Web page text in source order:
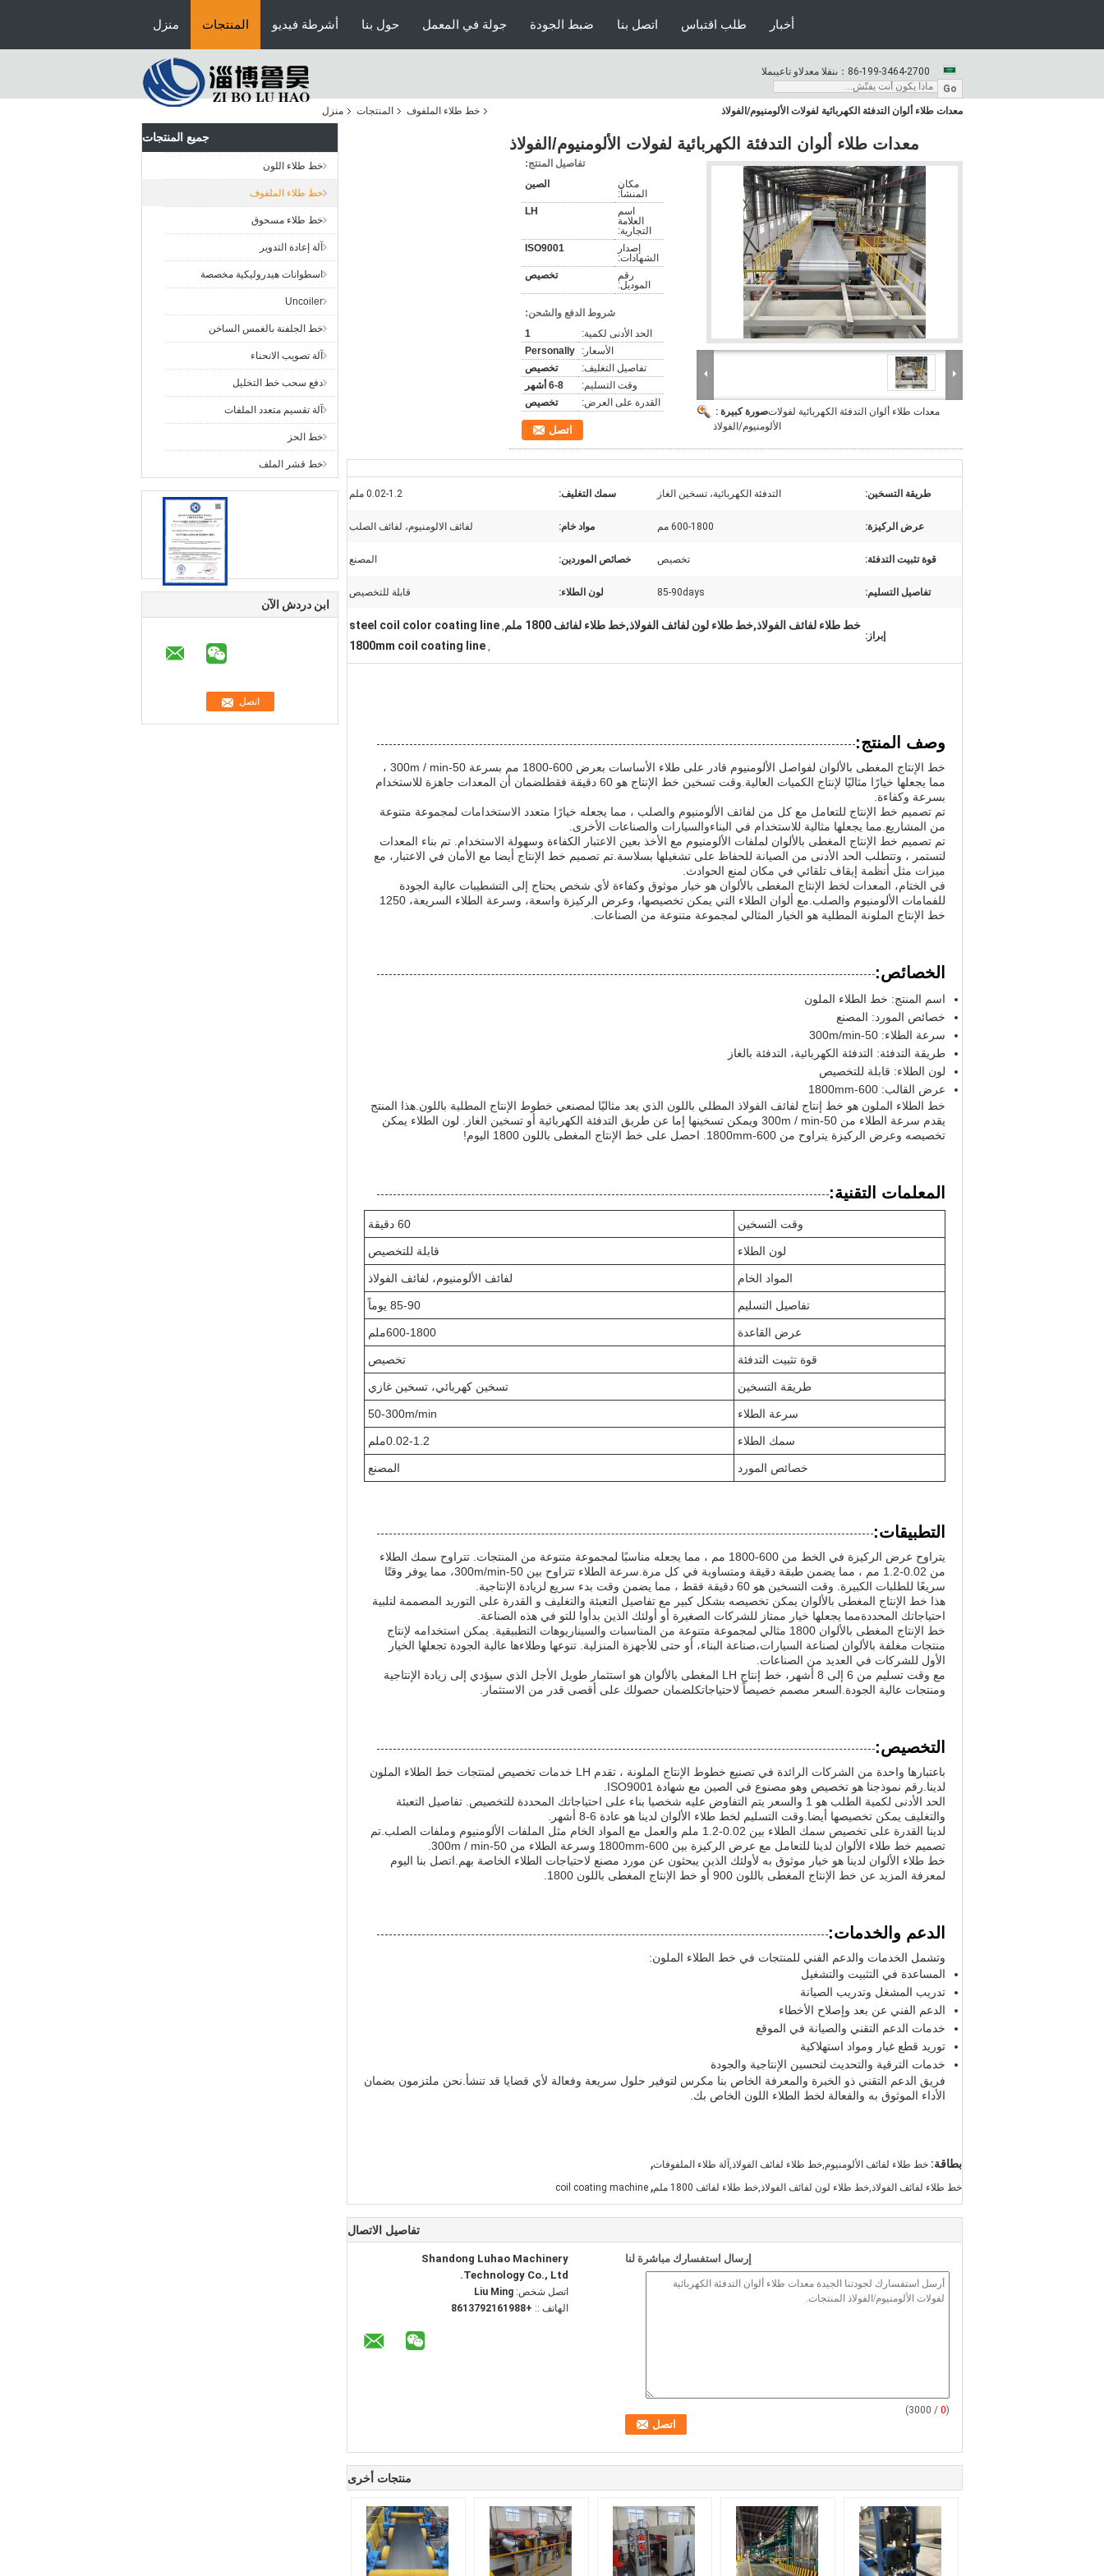
منزل المنتجات أشرطة فيديو حول بنا جولة في المعمل ضبط الجودة اتصل بنا طلب اقتباس أخبار
المبيعات والدعم الفنى： 86-199-3464-2700
Go
منزل
المنتجات خط طلاء الملفوف معدات طلاء ألوان التدفئة الكهربائية لفولات الألومنيوم/الفولاذ
جميع المنتجات
خط طلاء اللون
خط طلاء الملفوف
خط طلاء مسحوق
آلة إعادة التدوير
اسطوانات هيدروليكية مخصصة
Uncoiler
خط الجلفنة بالغمس الساخن
آلة تصويب الانحناء
دفع سحب خط التخليل
آلة تقسيم متعدد الملفات
خط الحز
خط قشر الملف
ابن دردش الآن
معدات طلاء ألوان التدفئة الكهربائية لفولات الألومنيوم/الفولاذ
صورة كبيرة :معدات طلاء ألوان التدفئة الكهربائية لفولات
الألومنيوم/الفولاذ
تفاصيل المنتج:
مكان
المنشأ:
الصين
اسم
العلامة
التجارية:
LH
إصدار
الشهادات:
ISO9001
رقم
الموديل:
تخصيص
شروط الدفع والشحن:
الحد الأدنى لكمية:
1
الأسعار:
Personally
تفاصيل التغليف:
تخصيص
وقت التسليم:
6-8 أشهر
القدرة على العرض:
تخصيص
اتصل
طريقة التسخين: التدفئة الكهربائية، تسخين الغاز سمك التغليف: 0.02-1.2 ملم
عرض الركيزة: 600-1800 مم مواد خام: لفائف الالومنيوم، لفائف الصلب
قوة تثبيت التدفئة: تخصيص خصائص الموردين: المصنع
تفاصيل التسليم: 85-90days لون الطلاء: قابلة للتخصيص
إبراز:
خط طلاء لفائف الفولاذ,خط طلاء لون لفائف الفولاذ,خط طلاء لفائف 1800 ملم ,
steel coil color coating line
,
1800mm coil coating line
وصف المنتج:
خط الإنتاج المغطى بالألوان لفواصل الألومنيوم قادر على طلاء الأساسات بعرض 600-1800 مم بسرعة 50-300m / min ،
مما يجعلها خيارًا مثاليًا لإنتاج الكميات العالية.وقت تسخين خط الإنتاج هو 60 دقيقة فقطلضمان أن المعدات جاهزة للاستخدام
بسرعة وكفاءة.
تم تصميم خط الإنتاج للتعامل مع كل من لفائف الألومنيوم والصلب ، مما يجعله خيارًا متعدد الاستخدامات لمجموعة متنوعة
من المشاريع.مما يجعلها مثالية للاستخدام في البناءوالسيارات والصناعات الأخرى.
تم تصميم خط الإنتاج المغطى بالألوان لملفات الألومنيوم مع الأخذ بعين الاعتبار الكفاءة وسهولة الاستخدام. تم بناء المعدات
لتستمر ، وتتطلب الحد الأدنى من الصيانة للحفاظ على تشغيلها بسلاسة.تم تصميم خط الإنتاج أيضا مع الأمان في الاعتبار، مع
ميزات مثل أنظمة إيقاف تلقائي في مكان لمنع الحوادث.
في الختام، المعدات لخط الإنتاج المغطى بالألوان هو خيار موثوق وكفاءة لأي شخص يحتاج إلى التشطيبات عالية الجودة
للفمامات الألومنيوم والصلب.مع ألوان الطلاء التي يمكن تخصيصها، وعرض الركيزة واسعة، وسرعة الطلاء السريعة، 1250
خط الإنتاج الملونة المطلية هو الخيار المثالي لمجموعة متنوعة من الصناعات.
الخصائص:
اسم المنتج: خط الطلاء الملون
خصائص المورد: المصنع
سرعة الطلاء: 50-300m/min
طريقة التدفئة: التدفئة الكهربائية، التدفئة بالغاز
لون الطلاء: قابلة للتخصيص
عرض القالب: 600-1800mm
خط الطلاء الملون هو خط إنتاج لفائف الفولاذ المطلي باللون الذي يعد مثاليًا لمصنعي خطوط الإنتاج المطلية باللون.هذا المنتج
يقدم سرعة الطلاء من 50-300m / min ويمكن تسخينها إما عن طريق التدفئة الكهربائية أو تسخين الغاز. لون الطلاء يمكن
تخصيصه وعرض الركيزة يتراوح من 600-1800mm. احصل على خط الإنتاج المغطى باللون 1800 اليوم!
المعلمات التقنية:
وقت التسخين 60 دقيقة
لون الطلاء قابلة للتخصيص
المواد الخام لفائف الألومنيوم، لفائف الفولاذ
تفاصيل التسليم 85-90 يوماً
عرض القاعدة 600-1800ملم
قوة تثبيت التدفئة تخصيص
طريقة التسخين تسخين كهربائي، تسخين غازي
سرعة الطلاء 50-300m/min
سمك الطلاء 0.02-1.2ملم
خصائص المورد المصنع
التطبيقات:
يتراوح عرض الركيزة في الخط من 600-1800 مم ، مما يجعله مناسبًا لمجموعة متنوعة من المنتجات. تتراوح سمك الطلاء
من 0.02-1.2 مم ، مما يضمن طبقة دقيقة ومتساوية في كل مرة.سرعة الطلاء تتراوح بين 50-300m/min، مما يوفر وقتًا
سريعًا للطلبات الكبيرة. وقت التسخين هو 60 دقيقة فقط ، مما يضمن وقت بدء سريع لزيادة الإنتاجية.
هذا خط الإنتاج المغطى بالألوان يمكن تخصيصه بشكل كبير مع تفاصيل التعبئة والتغليف و القدرة على التوريد المصممة لتلبية
احتياجاتك المحددةمما يجعلها خيار ممتاز للشركات الصغيرة أو أولئك الذين بدأوا للتو في هذه الصناعة.
خط الإنتاج المغطى بالألوان 1800 مثالي لمجموعة متنوعة من المناسبات والسيناريوهات التطبيقية. يمكن استخدامه لإنتاج
منتجات مغلفة بالألوان لصناعة السيارات،صناعة البناء، أو حتى للأجهزة المنزلية. تنوعها وطلاءها عالية الجودة تجعلها الخيار
الأول للشركات في العديد من الصناعات.
مع وقت تسليم من 6 إلى 8 أشهر، خط إنتاج LH المغطى بالألوان هو استثمار طويل الأجل الذي سيؤدي إلى زيادة الإنتاجية
ومنتجات عالية الجودة.السعر مصمم خصيصاً لاحتياجاتكلضمان حصولك على أقصى قدر من الاستثمار.
التخصيص:
باعتبارها واحدة من الشركات الرائدة في تصنيع خطوط الإنتاج الملونة ، تقدم LH خدمات تخصيص لمنتجات خط الطلاء الملون
لدينا.رقم نموذجنا هو تخصيص وهو مصنوع في الصين مع شهادة ISO9001.
الحد الأدنى لكمية الطلب هو 1 والسعر يتم التفاوض عليه شخصيا بناء على احتياجاتك المحددة للتخصيص. تفاصيل التعبئة
والتغليف يمكن تخصيصها أيضا.وقت التسليم لخط طلاء الألوان لدينا هو عادة 6-8 أشهر.
لدينا القدرة على تخصيص سمك الطلاء بين 0.02-1.2 ملم والعمل مع المواد الخام مثل الملفات الألومنيوم وملفات الصلب.تم
تصميم خط طلاء الألوان لدينا للتعامل مع عرض الركيزة بين 600-1800mm وسرعة الطلاء من 50-300m / min.
خط طلاء الألوان لدينا هو خيار موثوق به لأولئك الذين يبحثون عن مورد مصنع لاحتياجات الطلاء الخاصة بهم.اتصل بنا اليوم
لمعرفة المزيد عن خط الإنتاج المغطى باللون 900 أو خط الإنتاج المغطى باللون 1800.
الدعم والخدمات:
وتشمل الخدمات والدعم الفني للمنتجات في خط الطلاء الملون:
المساعدة في التثبيت والتشغيل
تدريب المشغل وتدريب الصيانة
الدعم الفني عن بعد وإصلاح الأخطاء
خدمات الدعم التقني والصيانة في الموقع
توريد قطع غيار ومواد استهلاكية
خدمات الترقية والتحديث لتحسين الإنتاجية والجودة
فريق الدعم التقني ذو الخبرة والمعرفة الخاص بنا مكرس لتوفير حلول سريعة وفعالة لأي قضايا قد تنشأ.نحن ملتزمون بضمان
الأداء الموثوق به والفعالة لخط الطلاء اللون الخاص بك.
بطاقة: خط طلاء لفائف الألومنيوم,خط طلاء لفائف الفولاذ,آلة طلاء الملفوفات,
خط طلاء لفائف الفولاذ,خط طلاء لون لفائف الفولاذ,خط طلاء لفائف 1800 ملم ,
coil coating machine
تفاصيل الاتصال
Shandong Luhao Machinery
Technology Co., Ltd.
اتصل شخص: Liu Ming
الهاتف :: +8613792161988
إرسال استفسارك مباشرة لنا
(
0
/ 3000)
منتجات أخرى